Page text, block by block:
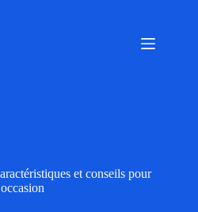
et conseils pour